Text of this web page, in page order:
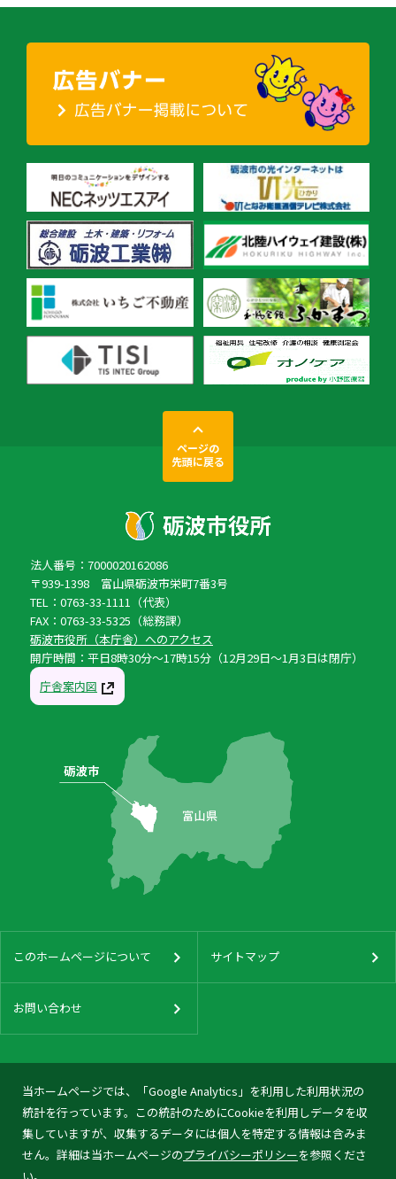
当ホームページでは、「Google Analytics」を利用した利用状況の
統計を行っています。この統計のためにCookieを利用しデータを収
集していますが、収集するデータには個人を特定する情報は含みま
せん。詳細は当ホームページのプライバシーポリシーを参照くださ
ページの
先頭に戻る
法人番号：7000020162086
〒939-1398 富山県砺波市栄町7番3号
TEL：0763-33-1111（代表）
FAX：0763-33-5325（総務課）
砺波市役所（本庁舎）へのアクセス
開庁時間：平日8時30分〜17時15分（12月29日〜1月3日は閉庁）
庁舎案内図
このホームページについて サイトマップ
お問い合わせ